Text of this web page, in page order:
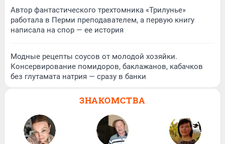
Автор фантастического трехтомника «Трилунье»
работала в Перми преподавателем, а первую книгу
написала на спор — ее история
Модные рецепты соусов от молодой хозяйки.
Консервирование помидоров, баклажанов, кабачков
без глутамата натрия — сразу в банки
ЗНАКОМСТВА